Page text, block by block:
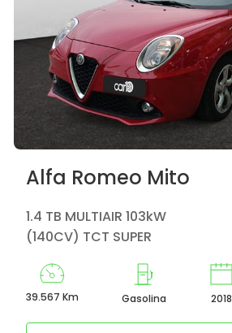
Alfa Romeo Mito
1.4 TB MULTIAIR 103kW
(140CV) TCT SUPER
39.567 Km Gasolina 2018